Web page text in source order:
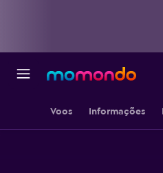
Voos Informações